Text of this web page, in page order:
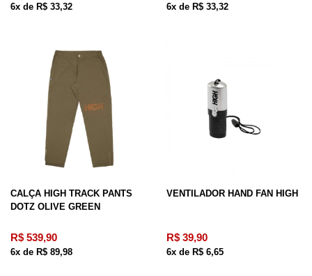
6x de R$ 33,32 6x de R$ 33,32
CALÇA HIGH TRACK PANTS
DOTZ OLIVE GREEN
R$ 539,90
6x de R$ 89,98
VENTILADOR HAND FAN HIGH
R$ 39,90
6x de R$ 6,65